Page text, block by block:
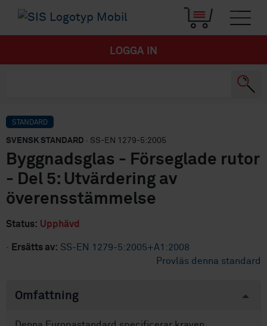
LOGGA IN
STANDARD
SVENSK STANDARD · SS-EN 1279-5:2005
Byggnadsglas - Förseglade rutor
- Del 5: Utvärdering av
överensstämmelse
Status: Upphävd
· Ersätts av: SS-EN 1279-5:2005+A1:2008
Provläs denna standard
Omfattning